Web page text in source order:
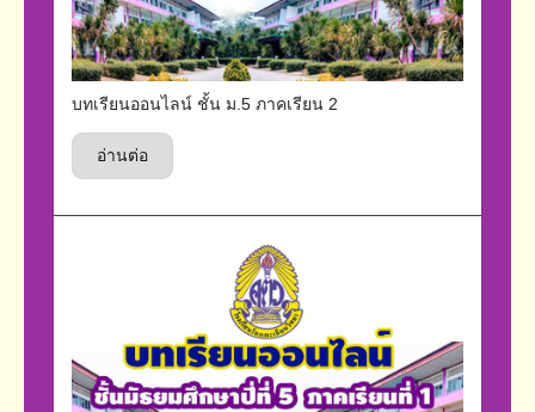
บทเรียนออนไลน์ ชั้น ม.5 ภาคเรียน 2
อ่านต่อ